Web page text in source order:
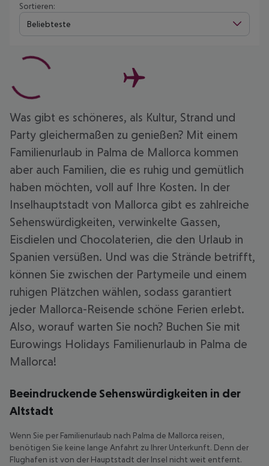
Sortieren:
Beliebteste
Was gibt es schöneres, als Kultur, Strand und
Party gleichermaßen zu genießen? Mit einem
Familienurlaub in Palma de Mallorca kommen
aber auch Familien, die es ruhig und gemütlich
haben möchten, voll auf Ihre Kosten. In der
Inselhauptstadt von Mallorca gibt es zahlreiche
Sehenswürdigkeiten, verwinkelte Gassen,
Eisdielen und Chocolaterien, die den Urlaub in
Spanien versüßen. Und was die Strände betrifft,
können Sie zwischen der Partymeile und einem
ruhigen Plätzchen wählen, sodass garantiert
jeder Mallorca-Reisende schöne Ferien erlebt.
Also, worauf warten Sie noch? Buchen Sie mit
Eurowings Holidays Familienurlaub in Palma de
Mallorca!
Beeindruckende Sehenswürdigkeiten in der
Altstadt
Wenn Sie per Familienurlaub nach Palma de Mallorca reisen,
benötigen Sie keine lange Anfahrt zu Ihrer Unterkunft. Denn der
Flughafen ist von der Hauptstadt der Insel nicht weit entfernt.